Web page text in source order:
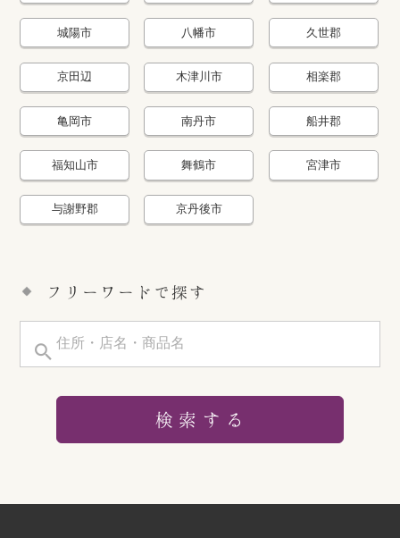
城陽市 八幡市 久世郡
京田辺 木津川市 相楽郡
亀岡市 南丹市 船井郡
福知山市 舞鶴市 宮津市
与謝野郡 京丹後市
フリーワードで探す